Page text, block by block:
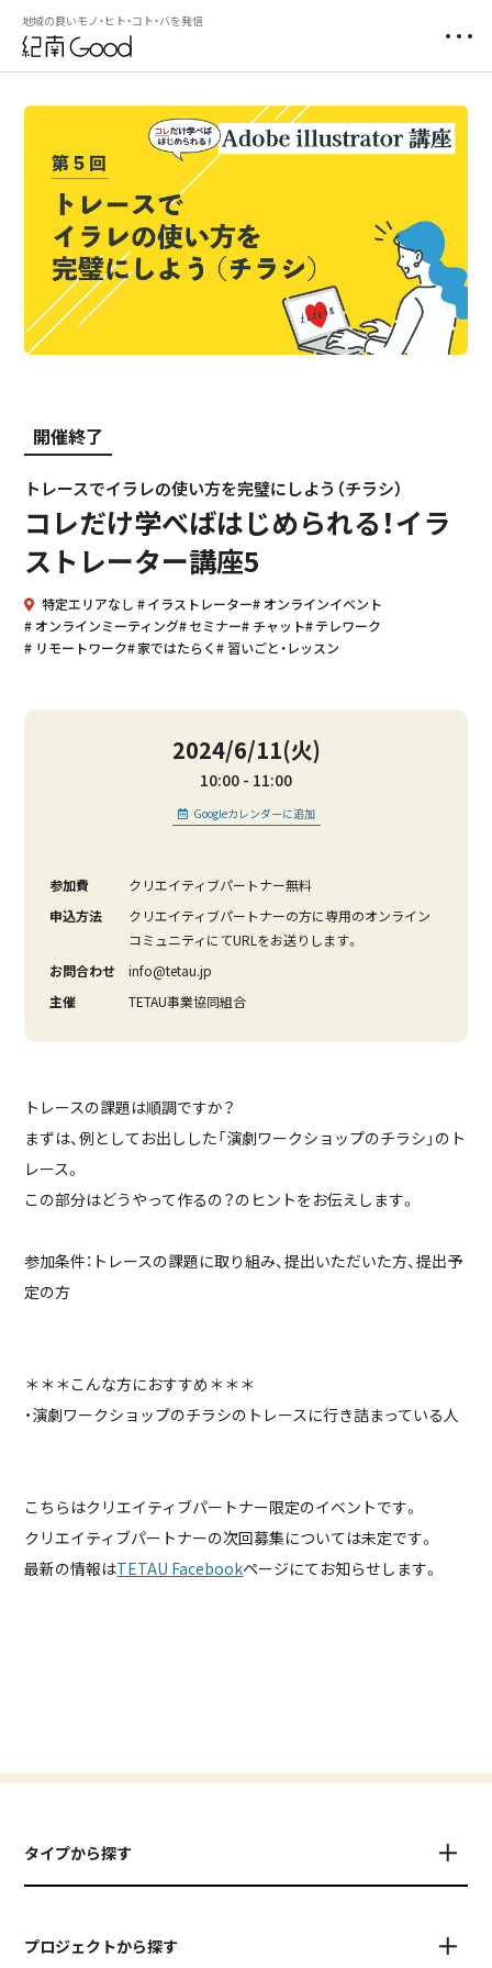
地域の良いモノ・ヒト・コト・バを発信
開催終了
トレースでイラレの使い方を完璧にしよう（チラシ）
コレだけ学べばはじめられる！イラ
ストレーター講座5
特定エリアなし イラストレーター オンラインイベント
オンラインミーティング
セミナー チャット
テレワーク
リモートワーク
家ではたらく 習いごと・レッスン
2024/6/11(火)
10:00 11:00
Googleカレンダーに追加
参加費
クリエイティブパートナー無料
申込方法
クリエイティブパートナーの方に専用のオンライン
コミュニティにてURLをお送りします。
お問合わせ
info@tetau.jp
主催
TETAU事業協同組合
トレースの課題は順調ですか？
まずは、例としてお出しした「演劇ワークショップのチラシ」のト
レース。
この部分はどうやって作るの？のヒントをお伝えします。
参加条件：トレースの課題に取り組み、提出いただいた方、提出予
定の方
＊＊＊こんな方におすすめ＊＊＊
・演劇ワークショップのチラシのトレースに行き詰まっている人
こちらはクリエイティブパートナー限定のイベントです。
クリエイティブパートナーの次回募集については未定です。
最新の情報はTETAU Facebookページにてお知らせします。
タイプから探す
プロジェクトから探す